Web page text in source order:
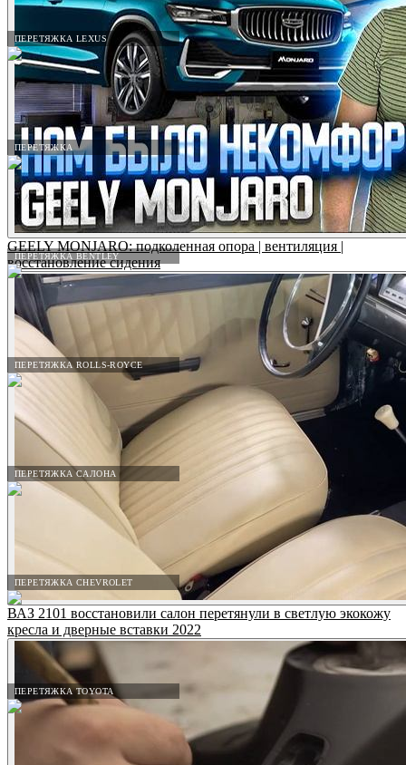
ПЕРЕТЯЖКА LEXUS
ПЕРЕТЯЖКА
ПЕРЕТЯЖКА BENTLEY
ПЕРЕТЯЖКА ROLLS-ROYCE
ПЕРЕТЯЖКА САЛОНА
ПЕРЕТЯЖКА CHEVROLET
ПЕРЕТЯЖКА TOYOTA
GEELY MONJARO: подколенная опора | вентиляция |
восстановление сидения
ВАЗ 2101 восстановили салон перетянули в светлую экокожу
кресла и дверные вставки 2022